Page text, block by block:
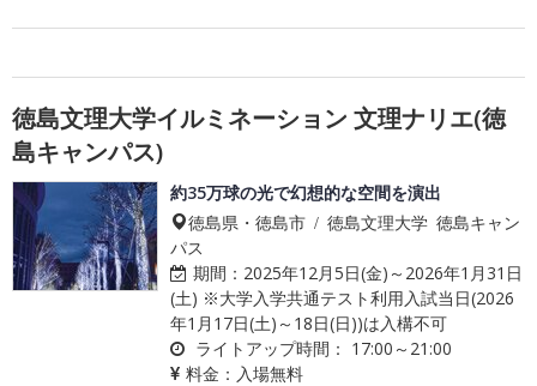
徳島文理大学イルミネーション 文理ナリエ(徳
島キャンパス)
約35万球の光で幻想的な空間を演出
徳島県・徳島市 / 徳島文理大学 徳島キャン
パス
期間： 2025年12月5日(金)～2026年1月31日
(土) ※大学入学共通テスト利用入試当日(2026
年1月17日(土)～18日(日))は入構不可
ライトアップ時間： 17:00～21:00
料金： 入場無料